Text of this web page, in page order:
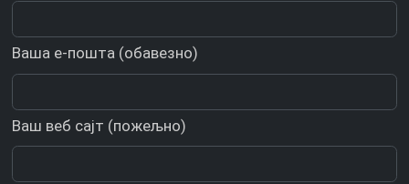
Ваша е-пошта (обавезно)
Ваш веб сајт (пожељно)